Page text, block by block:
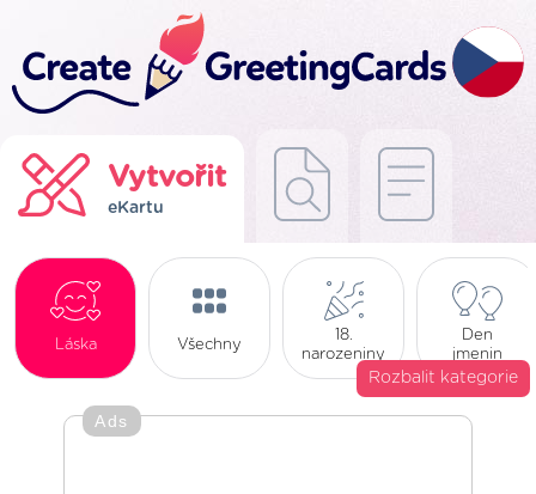
Vytvořit
eKartu
Láska Všechny
18.
narozeniny
Den
jmenin
Rozbalit kategorie
Ads